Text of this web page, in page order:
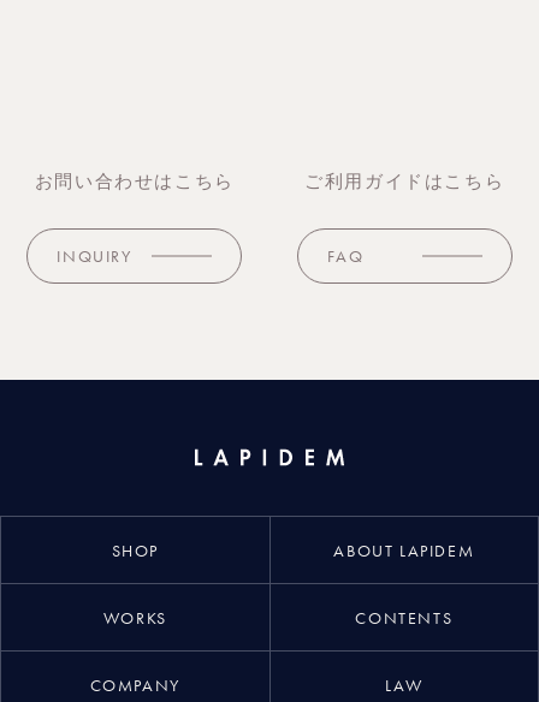
お問い合わせはこちら
INQUIRY
ご利用ガイドはこちら
FAQ
SHOP ABOUT LAPIDEM
WORKS CONTENTS
COMPANY LAW